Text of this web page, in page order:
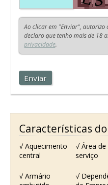
Ao clicar em "Enviar", autorizo
declaro que tenho mais de 18
privacidade.
Enviar
Características
√ Aquecimento
central
√ Área de
serviço
√ Armário
√